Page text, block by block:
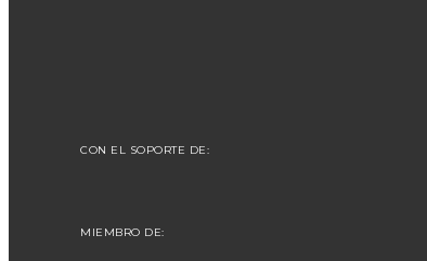
CON EL SOPORTE DE:
MIEMBRO DE: